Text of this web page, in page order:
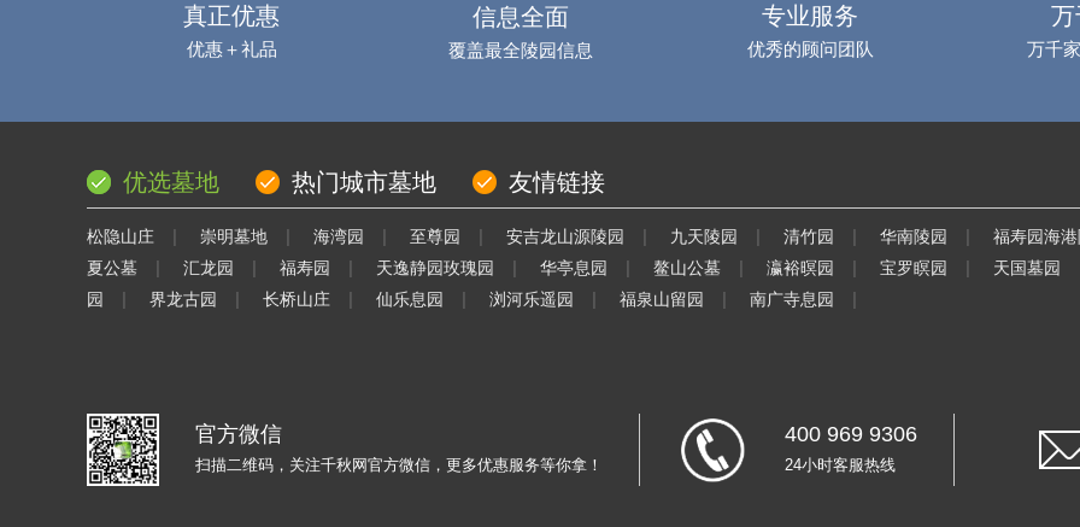
真正优惠
优惠＋礼品
信息全面
覆盖最全陵园信息
专业服务
优秀的顾问团队
万
万千
优选墓地 热门城市墓地 友情链接
松隐山庄 | 崇明墓地 | 海湾园 | 至尊园 | 安吉龙山源陵园 | 九天陵园 | 清竹园 | 华南陵园 |
福寿园海
夏公墓
| 汇龙园 | 福寿园 | 天逸静园玫瑰园 | 华亭息园 | 鳌山公墓 | 瀛裕暝园 | 宝罗瞑园 | 天国墓园
园 | 界龙古园 | 长桥山庄 | 仙乐息园 | 浏河乐遥园 | 福泉山留园 | 南广寺息园 |
官方微信
扫描二维码，关注千秋网官方微信，更多优惠服务等你拿！
400 969 9306
24小时客服热线